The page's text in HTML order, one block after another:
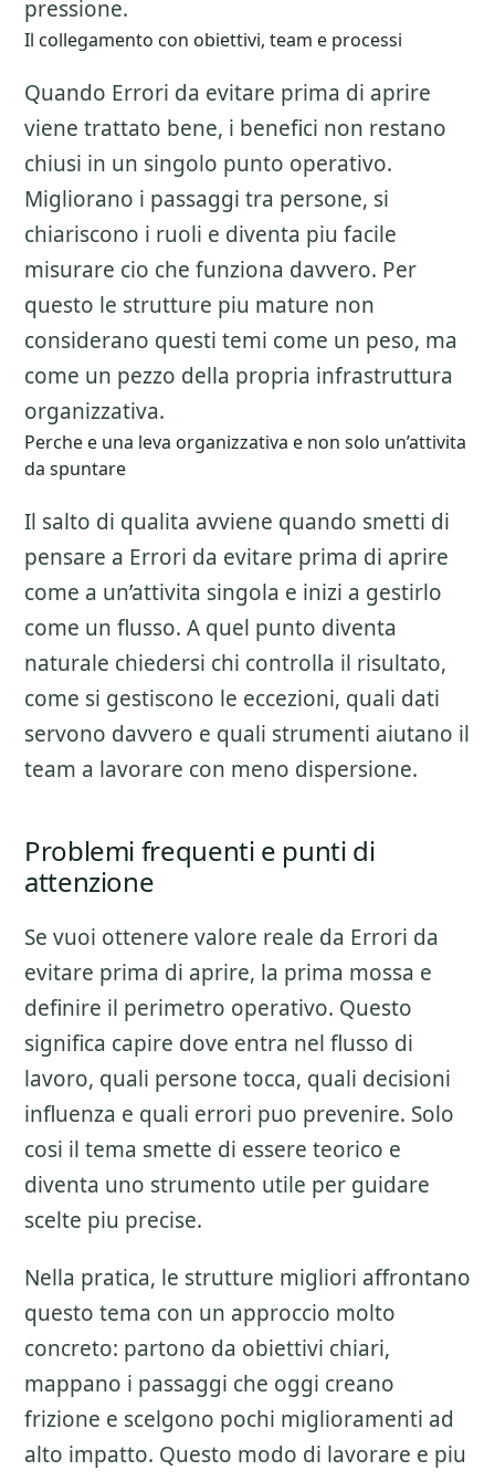
pressione.
Il collegamento con obiettivi, team e processi
Quando Errori da evitare prima di aprire
viene trattato bene, i benefici non restano
chiusi in un singolo punto operativo.
Migliorano i passaggi tra persone, si
chiariscono i ruoli e diventa piu facile
misurare cio che funziona davvero. Per
questo le strutture piu mature non
considerano questi temi come un peso, ma
come un pezzo della propria infrastruttura
organizzativa.
Perche e una leva organizzativa e non solo un’attivita
da spuntare
Il salto di qualita avviene quando smetti di
pensare a Errori da evitare prima di aprire
come a un’attivita singola e inizi a gestirlo
come un flusso. A quel punto diventa
naturale chiedersi chi controlla il risultato,
come si gestiscono le eccezioni, quali dati
servono davvero e quali strumenti aiutano il
team a lavorare con meno dispersione.
Problemi frequenti e punti di
attenzione
Se vuoi ottenere valore reale da Errori da
evitare prima di aprire, la prima mossa e
definire il perimetro operativo. Questo
significa capire dove entra nel flusso di
lavoro, quali persone tocca, quali decisioni
influenza e quali errori puo prevenire. Solo
cosi il tema smette di essere teorico e
diventa uno strumento utile per guidare
scelte piu precise.
Nella pratica, le strutture migliori affrontano
questo tema con un approccio molto
concreto: partono da obiettivi chiari,
mappano i passaggi che oggi creano
frizione e scelgono pochi miglioramenti ad
alto impatto. Questo modo di lavorare e piu